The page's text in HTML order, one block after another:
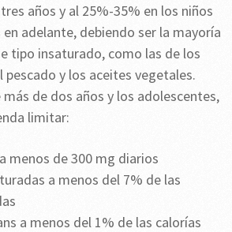
años y al 25%-35% en los niños
adelante, debiendo ser la mayoría
tipo insaturado, como las de los
pescado y los aceites vegetales.
más de dos años y los adolescentes,
limitar:
menos de 300 mg diarios
a menos del 7% de las
a menos del 1% de las calorías